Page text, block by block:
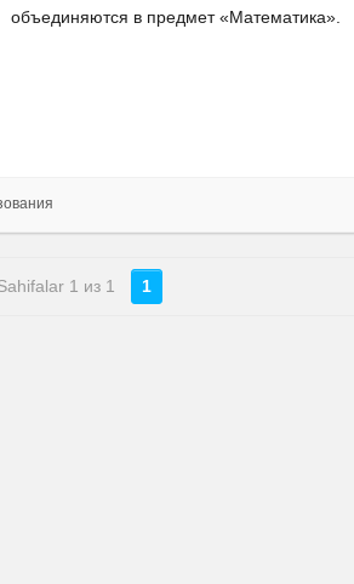
объединяются в предмет «Математика».
1 из 1 1